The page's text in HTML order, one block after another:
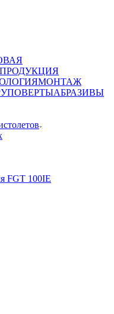
МОНТАЖ
АБРАЗИВЫ
FGT 100IE